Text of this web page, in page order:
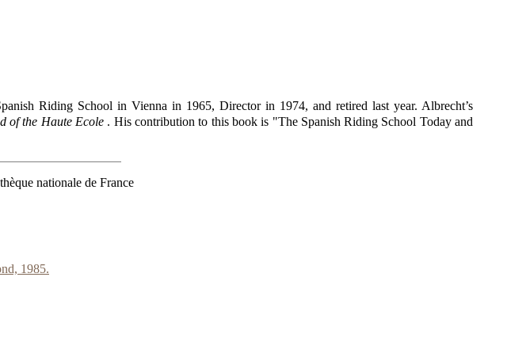
Riding School in Vienna in 1965, Director in 1974, and retired last year. Albrecht’s
of the Haute Ecole . His contribution to this book is "The Spanish Riding School Today and
nationale de France
1985.